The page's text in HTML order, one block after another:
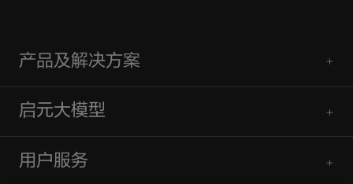
产品及解决方案
启元大模型
用户服务